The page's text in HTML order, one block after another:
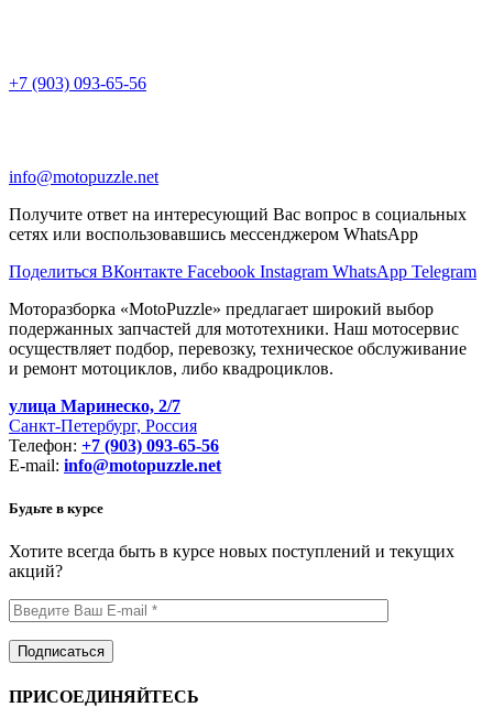
+7 (903) 093-65-56
info@motopuzzle.net
Получите ответ на интересующий Вас вопрос в социальных
сетях или воспользовавшись мессенджером WhatsApp
Поделиться ВКонтакте Facebook Instagram WhatsApp Telegram
Моторазборка «MotoPuzzle» предлагает широкий выбор
подержанных запчастей для мототехники. Наш мотосервис
осуществляет подбор, перевозку, техническое обслуживание
и ремонт мотоциклов, либо квадроциклов.
улица Маринеско, 2/7
Санкт-Петербург, Россия
Телефон: +7 (903) 093-65-56
E-mail: info@motopuzzle.net
Будьте в курсе
Хотите всегда быть в курсе новых поступлений и текущих
акций?
ПРИСОЕДИНЯЙТЕСЬ